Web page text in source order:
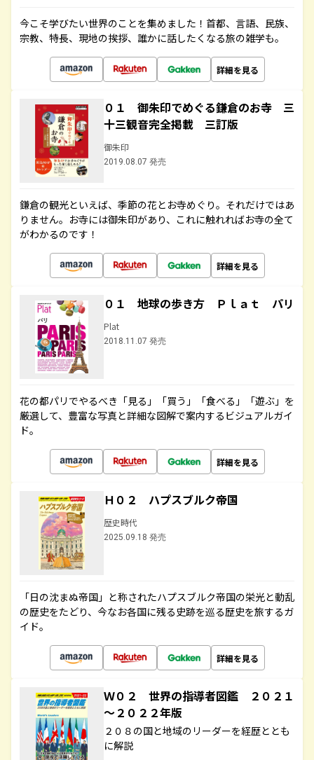
今こそ学びたい世界のことを集めました！首都、言語、民族、
宗教、特長、現地の挨拶、誰かに話したくなる旅の雑学も。
詳細を見る
０１ 御朱印でめぐる鎌倉のお寺 三
十三観音完全掲載 三訂版
御朱印
2019.08.07 発売
鎌倉の観光といえば、季節の花とお寺めぐり。それだけではあ
りません。お寺には御朱印があり、これに触れればお寺の全て
がわかるのです！
詳細を見る
０１ 地球の歩き方 Ｐｌａｔ パリ
Plat
2018.11.07 発売
花の都パリでやるべき「見る」「買う」「食べる」「遊ぶ」を
厳選して、豊富な写真と詳細な図解で案内するビジュアルガイ
ド。
詳細を見る
Ｈ０２ ハプスブルク帝国
歴史時代
2025.09.18 発売
「日の沈まぬ帝国」と称されたハプスブルク帝国の栄光と動乱
の歴史をたどり、今なお各国に残る史跡を巡る歴史を旅するガ
イド。
詳細を見る
Ｗ０２ 世界の指導者図鑑 ２０２１
～２０２２年版
２０８の国と地域のリーダーを経歴ととも
に解説